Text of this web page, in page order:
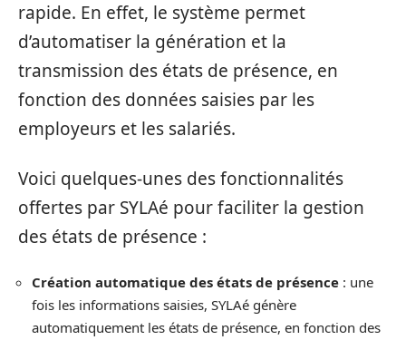
rapide. En effet, le système permet
d’automatiser la génération et la
transmission des états de présence, en
fonction des données saisies par les
employeurs et les salariés.
Voici quelques-unes des fonctionnalités
offertes par SYLAé pour faciliter la gestion
des états de présence :
Création automatique des états de présence : une
fois les informations saisies, SYLAé génère
automatiquement les états de présence, en fonction des